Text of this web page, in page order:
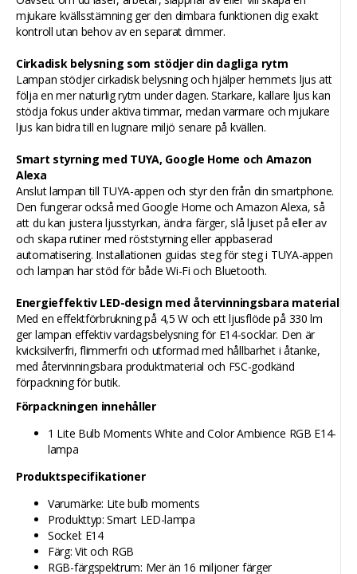
mjukare kvällsstämning ger den dimbara funktionen dig exakt
kontroll utan behov av en separat dimmer.
Cirkadisk belysning som stödjer din dagliga rytm
Lampan stödjer cirkadisk belysning och hjälper hemmets ljus att
följa en mer naturlig rytm under dagen. Starkare, kallare ljus kan
stödja fokus under aktiva timmar, medan varmare och mjukare
ljus kan bidra till en lugnare miljö senare på kvällen.
Smart styrning med TUYA, Google Home och Amazon
Alexa
Anslut lampan till TUYA-appen och styr den från din smartphone.
Den fungerar också med Google Home och Amazon Alexa, så
att du kan justera ljusstyrkan, ändra färger, slå ljuset på eller av
och skapa rutiner med röststyrning eller appbaserad
automatisering. Installationen guidas steg för steg i TUYA-appen
och lampan har stöd för både Wi-Fi och Bluetooth.
Energieffektiv LED-design med återvinningsbara material
Med en effektförbrukning på 4,5 W och ett ljusflöde på 330 lm
ger lampan effektiv vardagsbelysning för E14-socklar. Den är
kvicksilverfri, flimmerfri och utformad med hållbarhet i åtanke,
med återvinningsbara produktmaterial och FSC-godkänd
förpackning för butik.
Förpackningen innehåller
1 Lite Bulb Moments White and Color Ambience RGB E14-
lampa
Produktspecifikationer
Varumärke: Lite bulb moments
Produkttyp: Smart LED-lampa
Sockel: E14
Färg: Vit och RGB
RGB-färgspektrum: Mer än 16 miljoner färger